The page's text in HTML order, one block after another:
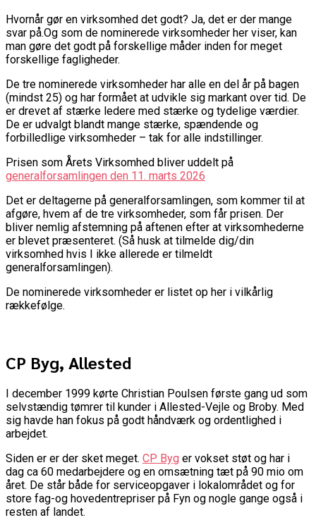
Hvornår gør en virksomhed det godt? Ja, det er der mange
svar på.Og som de nominerede virksomheder her viser, kan
man gøre det godt på forskellige måder inden for meget
forskellige fagligheder.
De tre nominerede virksomheder har alle en del år på bagen
(mindst 25) og har formået at udvikle sig markant over tid. De
er drevet af stærke ledere med stærke og tydelige værdier.
De er udvalgt blandt mange stærke, spændende og
forbilledlige virksomheder – tak for alle indstillinger.
Prisen som Årets Virksomhed bliver uddelt på
generalforsamlingen den 11. marts 2026
Det er deltagerne på generalforsamlingen, som kommer til at
afgøre, hvem af de tre virksomheder, som får prisen. Der
bliver nemlig afstemning på aftenen efter at virksomhederne
er blevet præsenteret. (Så husk at tilmelde dig/din
virksomhed hvis I ikke allerede er tilmeldt
generalforsamlingen).
De nominerede virksomheder er listet op her i vilkårlig
rækkefølge.
CP Byg, Allested
I december 1999 kørte Christian Poulsen første gang ud som
selvstændig tømrer til kunder i Allested-Vejle og Broby. Med
sig havde han fokus på godt håndværk og ordentlighed i
arbejdet.
Siden er er der sket meget. CP Byg er vokset støt og har i
dag ca 60 medarbejdere og en omsætning tæt på 90 mio om
året. De står både for serviceopgaver i lokalområdet og for
store fag-og hovedentrepriser på Fyn og nogle gange også i
resten af landet.